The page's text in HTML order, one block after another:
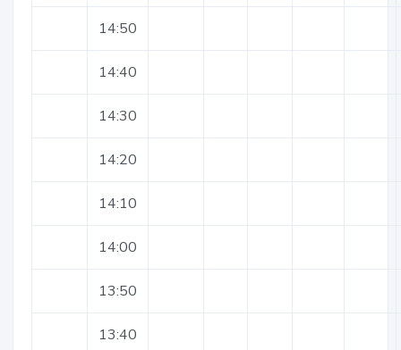
14:50
14:40
14:30
14:20
14:10
14:00
13:50
13:40